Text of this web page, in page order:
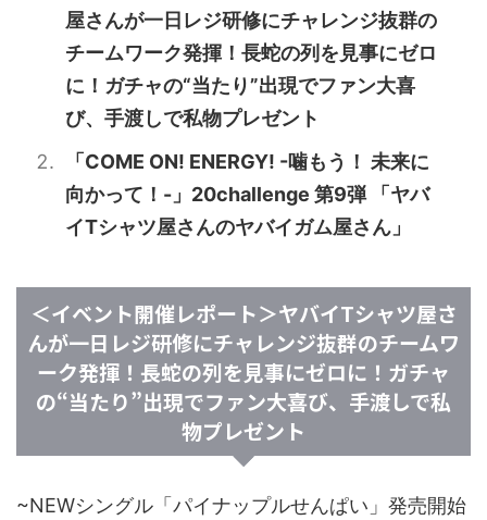
屋さんが一日レジ研修にチャレンジ抜群の
チームワーク発揮！長蛇の列を見事にゼロ
に！ガチャの“当たり”出現でファン大喜
び、手渡しで私物プレゼント
「COME ON! ENERGY! -噛もう！ 未来に
向かって！-」20challenge 第9弾 「ヤバ
イTシャツ屋さんのヤバイガム屋さん」
＜イベント開催レポート＞ヤバイTシャツ屋さ
んが一日レジ研修にチャレンジ抜群のチームワ
ーク発揮！長蛇の列を見事にゼロに！ガチャ
の“当たり”出現でファン大喜び、手渡しで私
物プレゼント
~NEWシングル「パイナップルせんぱい」発売開始